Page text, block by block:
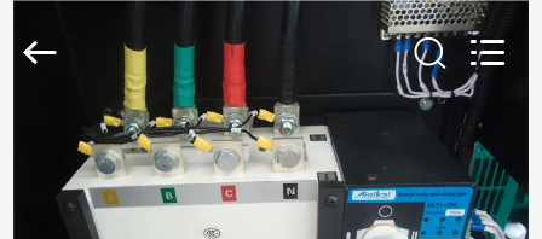
CASA
PRODOTTI
Power
Equipment